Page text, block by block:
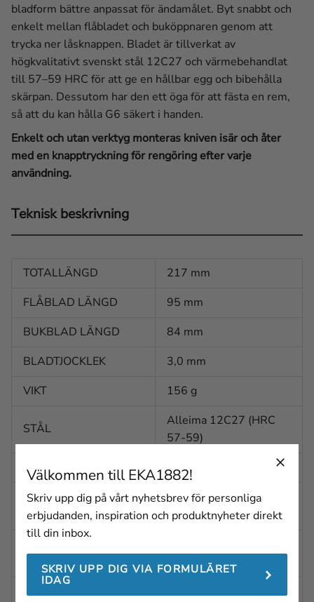
bladform bättre anpassat för ändamålet. Byt snabbt och
enkelt mellan flåbladet och buköppnaren genom att
trycka ner låsknappen. Bladet är tillverkat av
högkvalitativt svenskt stål 12C27 och värmebehandlat
till 57–59 HRC för att ge en hållbar egg och bibehålla
skärpan. Dessutom har den ett öga för att fästa en rem,
så att du kan hålla G6 säkert i handen.
Enkelt och utan verktyg monteras kniven isär och åter
med en knapptryckning för rengöring efter varje
användning.
Teknisk beskrivning
TOTALLÄNGD
217 mm
FLÅBLAD LÄNGD
95 mm
BUKBLAD LÄNGD
84 mm
BLADTJOCKLEK
3,0 mm
VIKT
156 g
STÅL
Alleima 12C27 (HRC
57-59)
BLADFINISH
Polerad
BLADFORM
(SKINNING)
Drop-point
(GUTTING)
Konkav
Välkommen till EKA1882!
Skriv upp dig på vårt nyhetsbrev för personliga
erbjudanden, inspiration och produktnyheter direkt
till din inbox.
SKRIV UPP DIG VIA FORMULÄRET
IDAG